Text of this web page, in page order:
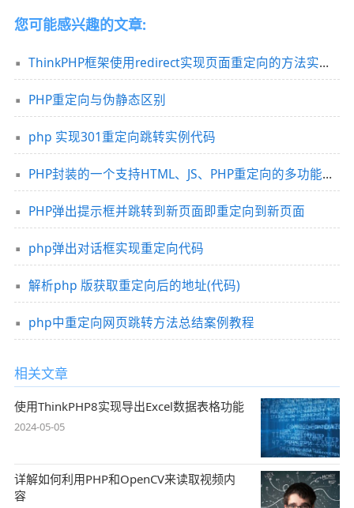
您可能感兴趣的文章:
ThinkPHP框架使用redirect实现页面重定向的方法实例分析
PHP重定向与伪静态区别
php 实现301重定向跳转实例代码
PHP封装的一个支持HTML、JS、PHP重定向的多功能跳转函数
PHP弹出提示框并跳转到新页面即重定向到新页面
php弹出对话框实现重定向代码
解析php 版获取重定向后的地址(代码)
php中重定向网页跳转方法总结案例教程
相关文章
使用ThinkPHP8实现导出Excel数据表格功能
2024-05-05
详解如何利用PHP和OpenCV来读取视频内
容